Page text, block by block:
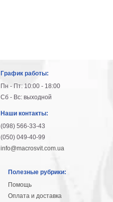
График работы:
Пн - Пт: 10:00 - 18:00
Сб - Вс: выходной
Наши контакты:
(098) 566-33-43
(050) 049-40-99
info@macrosvit.com.ua
Полезные рубрики:
Помощь
Оплата и доставка